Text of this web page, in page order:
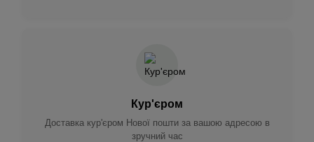
Кур'єром
Доставка кур'єром Нової пошти за вашою адресою в
зручний час